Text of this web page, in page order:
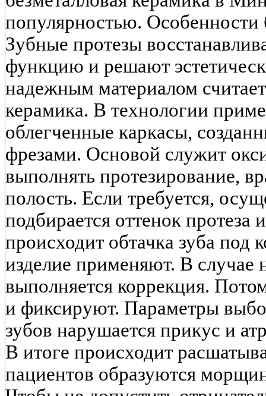
популярностью. Особенности
Зубные протезы
функцию и решают
надежным материалом
керамика. В технологии
облегченные каркасы,
фрезами. Основой служит
выполнять протезирование,
полость. Если требуется,
подбирается оттенок протеза
происходит обтачка зуба под
изделие применяют. В случае
выполняется коррекция.
и фиксируют. Параметры
зубов нарушается прикус и
В итоге происходит
пациентов образуются